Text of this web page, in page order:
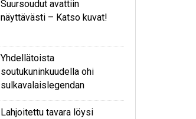
Suursoudut avattiin
näyttävästi – Katso kuvat!
Yhdellätoista
soutukuninkuudella ohi
sulkavalaislegendan
Lahjoitettu tavara löysi